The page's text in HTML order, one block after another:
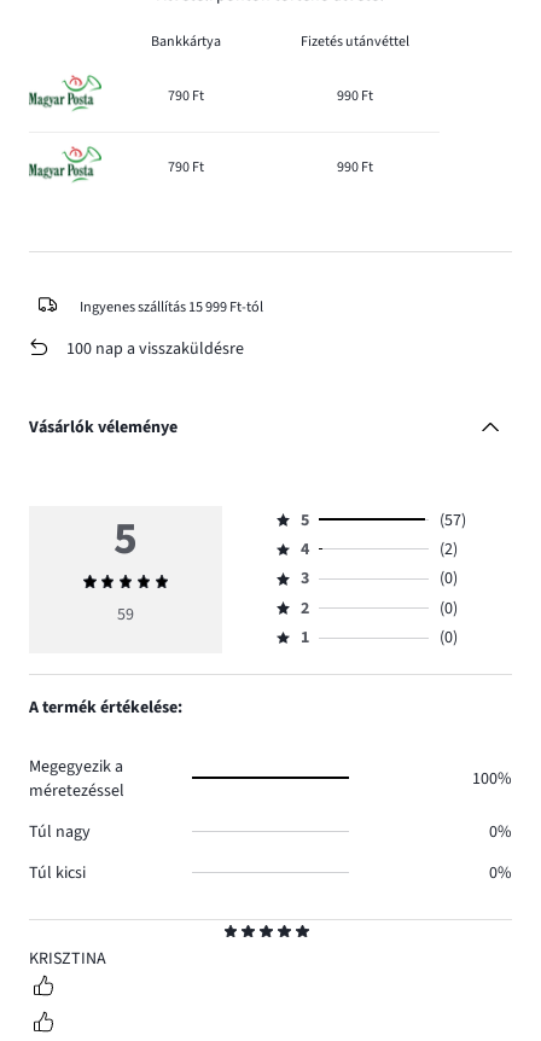
Bankkártya Fizetés utánvéttel
790 Ft 990 Ft
790 Ft 990 Ft
Ingyenes szállítás 15 999 Ft-tól
100 nap a visszaküldésre
Vásárlók véleménye
5
KRISZTINA
5
Átlagos
értékelés
59
Osztályzat
5,
szavazatok
száma
57.
5
(57)
Osztályzat
4,
szavazatok
száma
4
(2)
Osztályzat
3,
szavazatok
3
(0)
Osztályzat
2,
2
(0)
Osztályzat
1,
1 (0)
A termék értékelése:
Megegyezik a
méretezéssel
100%
Túl nagy
0%
Túl kicsi
0%